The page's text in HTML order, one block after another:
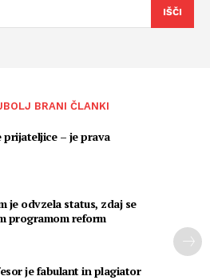
IŠČI
BRANI ČLANKI
prijateljice – je prava
je odvzela status, zdaj se
programom reform
je fabulant in plagiator